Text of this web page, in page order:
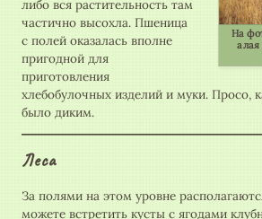
На
либо вся растительность там
частично высохла. Пшеница
с полей оказалась вполне
пригодной для
приготовления
хлебобулочных изделий и муки. Просо,
было диким.
Леса
За полями на этом уровне
можете встретить кусты с ягодами